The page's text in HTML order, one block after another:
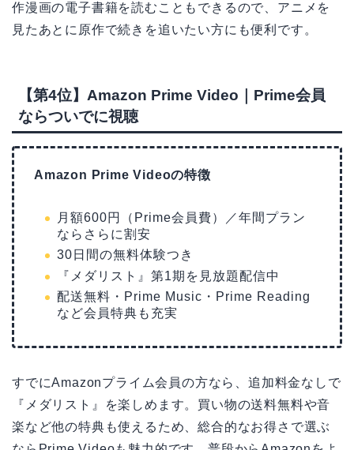
作漫画の電子書籍を読むこともできるので、アニメを
見たあとに原作で続きを追いたい方にも便利です。
【第4位】Amazon Prime Video｜Prime会員
ならついでに視聴
Amazon Prime Videoの特徴
月額600円（Prime会員費）／年間プラン
ならさらに割安
30日間の無料体験つき
『メダリスト』第1期を見放題配信中
配送無料・Prime Music・Prime Reading
など会員特典も充実
すでにAmazonプライム会員の方なら、追加料金なしで
『メダリスト』を楽しめます。買い物の送料無料や音
楽など他の特典も使えるため、総合的なお得さで選ぶ